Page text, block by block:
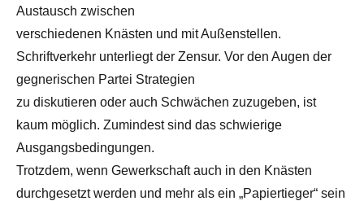
Austausch zwischen
verschiedenen Knästen und mit Außenstellen.
Schriftverkehr unterliegt der Zensur. Vor den Augen der
gegnerischen Partei Strategien
zu diskutieren oder auch Schwächen zuzugeben, ist
kaum möglich. Zumindest sind das schwierige
Ausgangsbedingungen.
Trotzdem, wenn Gewerkschaft auch in den Knästen
durchgesetzt werden und mehr als ein „Papiertieger“ sein